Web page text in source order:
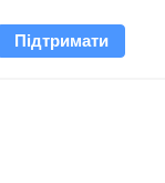
Підтримати